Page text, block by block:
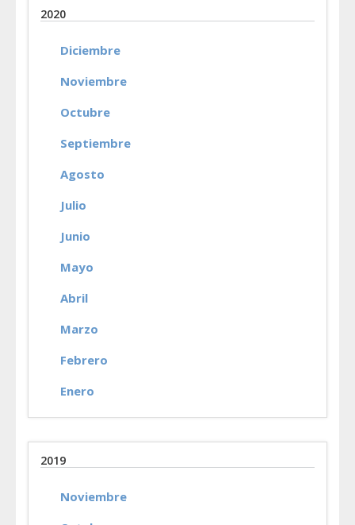
2020
Diciembre
Noviembre
Octubre
Septiembre
Agosto
Julio
Junio
Mayo
Abril
Marzo
Febrero
Enero
2019
Noviembre